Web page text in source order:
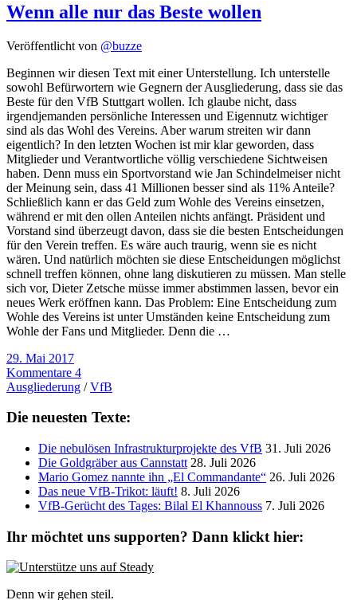
Wenn alle nur das Beste wollen
Veröffentlicht von @buzze
Beginnen wir diesen Text mit einer Unterstellung. Ich unterstelle
sowohl Befürwortern wie Gegnern der Ausgliederung, dass sie das
Beste für den VfB Stuttgart wollen. Ich glaube nicht, dass
irgendjemanden persönliche Interessen und Eigennutz wichtiger
sind als das Wohl des Vereins. Aber warum streiten wir dann
eigentlich? In den letzten Wochen ist mir klar geworden, dass
Mitglieder und Verantwortliche völlig verschiedene Sichtweisen
haben. Denn muss ein Sportvorstand wie Jan Schindelmeiser nicht
der Meinung sein, dass 41 Millionen besser sind als 11% Anteile?
Schließlich kann er das Geld zum Wohle des Vereins einsetzen,
während er mit den ollen Anteilen nichts anfängt. Präsident und
Vorstand sind überzeugt davon, dass sie die besten Entscheidungen
für den Verein treffen. Es wäre auch traurig, wenn sie es nicht
wären. Und natürlich möchten sie diese Entscheidungen möglichst
schnell treffen können, ohne lang diskutieren zu müssen. Man stelle
sich vor, Dieter Zetsche müsse immer abstimmen lassen, bevor ein
neues Werk eröffnen kann. Das Problem: Eine Entscheidung zum
Wohle des Vereins ist unter Umständen keine Entscheidung zum
Wohle der Fans und Mitglieder. Denn die …
29. Mai 2017
Kommentare 4
Ausgliederung /VfB
Die neuesten Texte:
Die nebulösen Infrastrukturprojekte des VfB 31. Juli 2026
Die Goldgräber aus Cannstatt 28. Juli 2026
Mario Gomez nannte ihn „El Commandante“ 26. Juli 2026
Das neue VfB-Trikot: läuft! 8. Juli 2026
VfB-Gerücht des Tages: Bilal El Khannouss 7. Juli 2026
Ihr möchtet uns supporten? Dann klickt hier:
Denn wir gehen steil.